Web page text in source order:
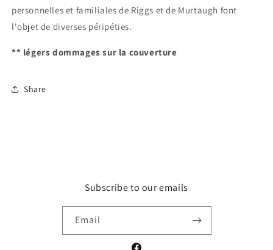
personnelles et familiales de Riggs et de Murtaugh font
l'objet de diverses péripéties.
** légers dommages sur la couverture
Share
Subscribe to our emails
Email